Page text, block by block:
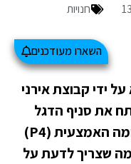
חנויות
השארו מעודכנים
ידי קבוצת אירני
את סניף הדגל
הרביעי שלו בישראל – היישר בקומה האמצעית (P4)
מה שצריך לדעת על